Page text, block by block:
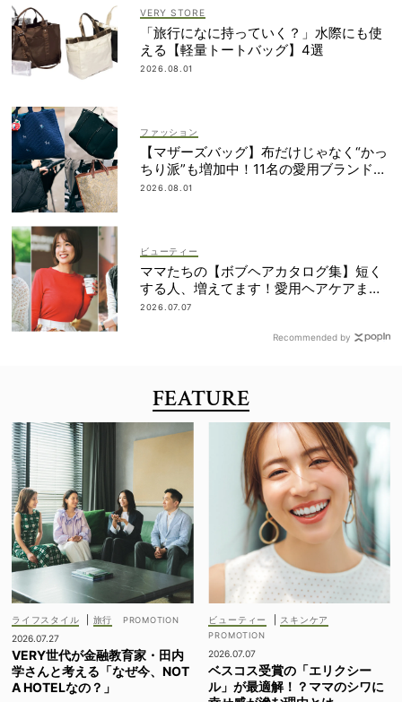
VERY STORE
「旅行になに持っていく？」水際にも使
える【軽量トートバッグ】4選
2026.08.01
ファッション
【マザーズバッグ】布だけじゃなく“かっ
ちり派”も増加中！11名の愛用ブランド
は？
2026.08.01
ビューティー
ママたちの【ボブヘアカタログ集】短く
する人、増えてます！愛用ヘアケアまで
全部見せ
2026.07.07
Recommended by
FEATURE
ライフスタイル
旅行
2026.07.27
VERY世代が金融教育家・田内
学さんと考える「なぜ今、NOT
A HOTELなの？」
ビューティー スキンケア
2026.07.07
ベスコス受賞の「エリクシー
ル」が最適解！？ママのシワに